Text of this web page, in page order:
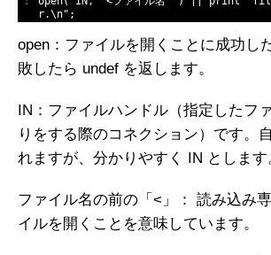
r.\n" ;
open：ファイルを開くことに成功し
敗したら undef を返します。
IN：ファイルハンドル（指定したフ
りをする際のコネクション）です。
れますが、分かりやすく IN とします
ファイル名の前の「<」： 読み込み
イルを開くことを意味しています。